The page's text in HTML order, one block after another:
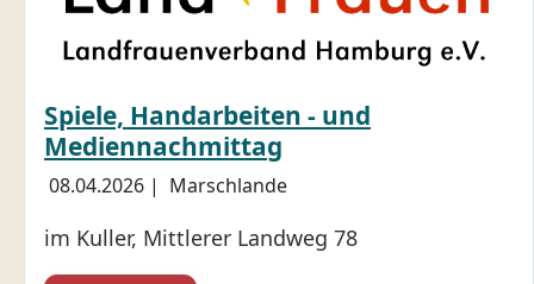
Spiele, Handarbeiten - und
Mediennachmittag
08.04.2026 | Marschlande
im Kuller, Mittlerer Landweg 78